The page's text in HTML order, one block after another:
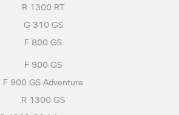
R 1300 RT
G 310 GS
F 800 GS
F 900 GS
F 900 GS Adventure
R 1300 GS